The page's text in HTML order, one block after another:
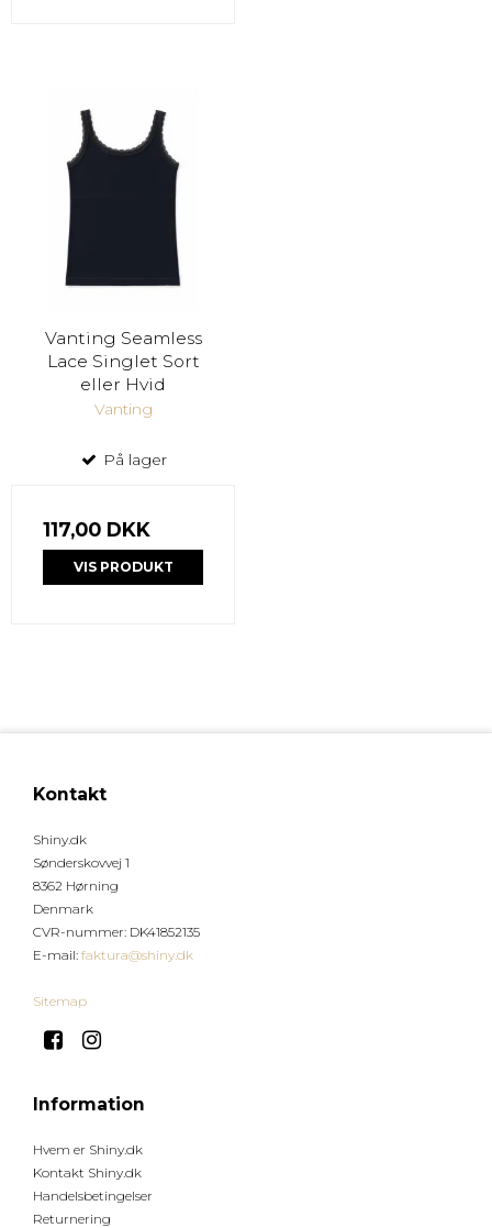
Vanting Seamless
Lace Singlet Sort
eller Hvid
Vanting
På lager
117,00 DKK
VIS PRODUKT
Kontakt
Shiny.dk
Sønderskovvej 1
8362 Hørning
Denmark
CVR-nummer: DK41852135
E-mail: faktura@shiny.dk
Sitemap
Information
Hvem er Shiny.dk
Kontakt Shiny.dk
Handelsbetingelser
Returnering